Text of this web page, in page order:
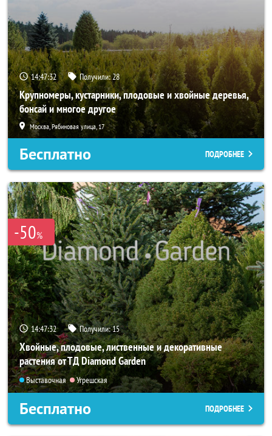
14:47:32 Получили:28
Крупномеры, кустарники, плодовые и хвойные деревья,
бонсай и многое другое
Москва, Рябиновая улица, 17
Бесплатно ПОДРОБНЕЕ
-50%
14:47:32 Получили:15
Хвойные, плодовые, лиственные и декоративные
растения от ТД Diamond Garden
Выставочная Угрешская
Бесплатно ПОДРОБНЕЕ